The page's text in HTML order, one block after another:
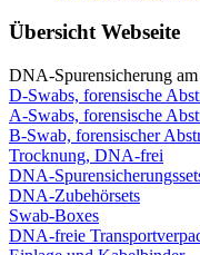
Übersicht Webseite
DNA-Spurensicherung
D-Swabs, forensische
A-Swabs, forensische
B-Swab, forensischer
Trocknung, DNA-frei
DNA-
DNA-Zubehörsets
Swab-Boxes
DNA-freie